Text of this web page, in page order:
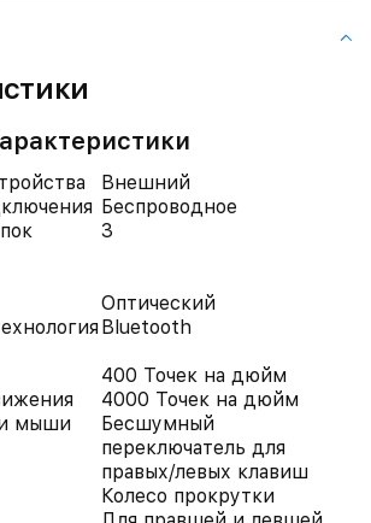
Внешний
Беспроводное
3
Оптический
Bluetooth
400 Точек на дюйм
4000 Точек на дюйм
мыши
Бесшумный
переключатель для
правых/левых клавиш
Колесо прокрутки